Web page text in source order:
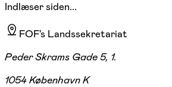
Indlæser siden...
FOF's Landssekretariat
Peder Skrams Gade 5, 1.
1054 København K